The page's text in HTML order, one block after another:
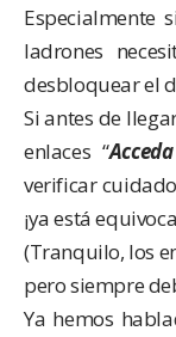
Especialmente
ladrones
desbloquear el
Si antes de
enlaces “
verificar
¡ya está
(Tranquilo, los
pero siempre
Ya hemos